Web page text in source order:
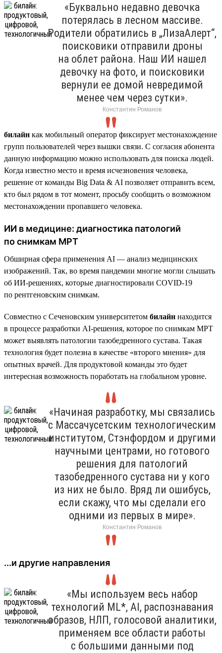
«Буквально недавно девочка
потерялась в лесном массиве.
Родители обратились в „ЛизаАлерт“,
поисковики отправили дроны
на облет района. Наш ИИ нашел
девочку на фото, и поисковики
вернули ее домой невредимой
менее чем через сутки».
Константин Романов
билайн как мобильный оператор фиксирует местонахождение
групп пользователей через вышки связи. C согласия абонента
данную информацию можно использовать для поиска людей.
Когда известно место и время исчезновения человека,
решение от команды Big Data & AI позволяет отправить всем,
кто был рядом в тот момент, просьбу сообщить о возможном
местонахождении пропавшего человека.
ИИ в медицине: диагностика патологий
по снимкам МРТ
Обширная сфера применения AI — анализ медицинских
изображений. Так, во время пандемии многие могли слышать
об ИИ-решениях, которые диагностировали COVID-19
по рентгеновским снимкам.
Совместно с Сеченовским университетом билайн находится
в процессе разработки AI-решения, которое по снимкам МРТ
может выявлять патологии тазобедренного сустава. Такая
технология будет полезна в качестве «второго мнения» для
опытных врачей. Для продуктовой команды это будет
интересная возможность поработать на глобальном уровне.
«Начиная разработку, мы связались
с Массачусетским технологическим
институтом, Стэнфордом и другими
научными центрами, но готового
решения для патологий
тазобедренного сустава ни у кого
из них не было. Вряд ли ошибусь,
если скажу, что мы сделали его
одними из первых в мире».
Константин Романов
...и другие направления
«Мы используем весь набор
технологий ML*, AI, распознавания
образов, НЛП, голосовой аналитики,
применяем все области работы
с большими данными под